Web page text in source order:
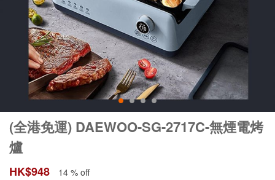
(全港免運) DAEWOO-SG-2717C-無煙電烤
爐
HK$948
14 % off